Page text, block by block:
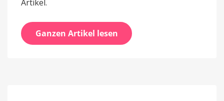
Artikel.
Ganzen Artikel lesen